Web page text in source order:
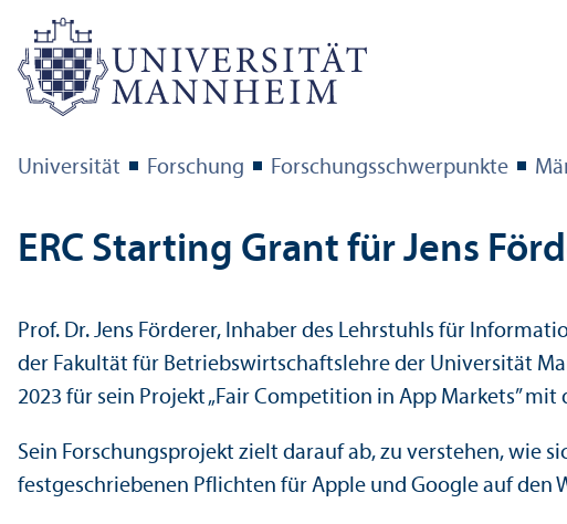
Universität Forschung Forschungs­schwerpunkte
ERC Starting Grant für Jens
Prof. Dr. Jens Förderer, Inhaber des Lehr­stuhls für
der Fakultät für Betriebs­wirtschafts­lehre der Universität
2023 für sein Projekt „Fair Competition in App Markets”
Sein Forschungs­projekt zielt darauf ab, zu verstehen, wie
festgeschriebenen Pflichten für Apple und Google auf